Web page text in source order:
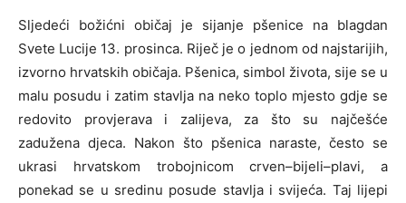
Sljedeći božićni običaj je sijanje pšenice na blagdan
Svete Lucije 13. prosinca. Riječ je o jednom od najstarijih,
izvorno hrvatskih običaja. Pšenica, simbol života, sije se u
malu posudu i zatim stavlja na neko toplo mjesto gdje se
redovito provjerava i zalijeva, za što su najčešće
zadužena djeca. Nakon što pšenica naraste, često se
ukrasi hrvatskom trobojnicom crven–bijeli–plavi, a
ponekad se u sredinu posude stavlja i svijeća. Taj lijepi